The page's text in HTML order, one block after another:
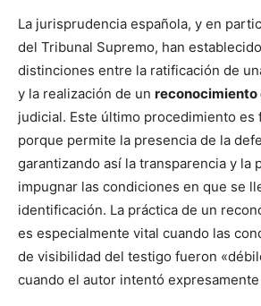
La jurisprudencia española, y en
del Tribunal Supremo, han
distinciones entre la ratificación de
y la realización de un reconocimiento
judicial. Este último procedimiento es
porque permite la presencia de la
garantizando así la transparencia y la
impugnar las condiciones en que se
identificación. La práctica de un
es especialmente vital cuando las
de visibilidad del testigo fueron
cuando el autor intentó